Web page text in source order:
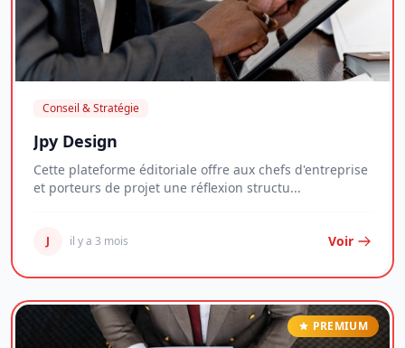
Conseil & Stratégie
Jpy Design
Cette plateforme éditoriale offre aux chefs d'entreprise
et porteurs de projet une réflexion structu...
J il y a 3 mois Voir
PREMIUM